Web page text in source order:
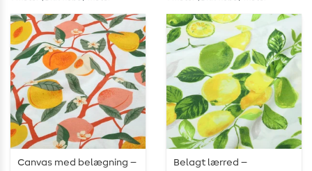
Canvas med belægning –
Belagt lærred –